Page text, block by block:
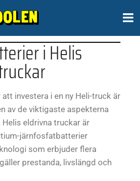
i Helis
att investera i en ny Heli-truck är
av de viktigaste aspekterna
eldrivna truckar är
järnfosfatbatterier
som erbjuder flera
prestanda, livslängd och